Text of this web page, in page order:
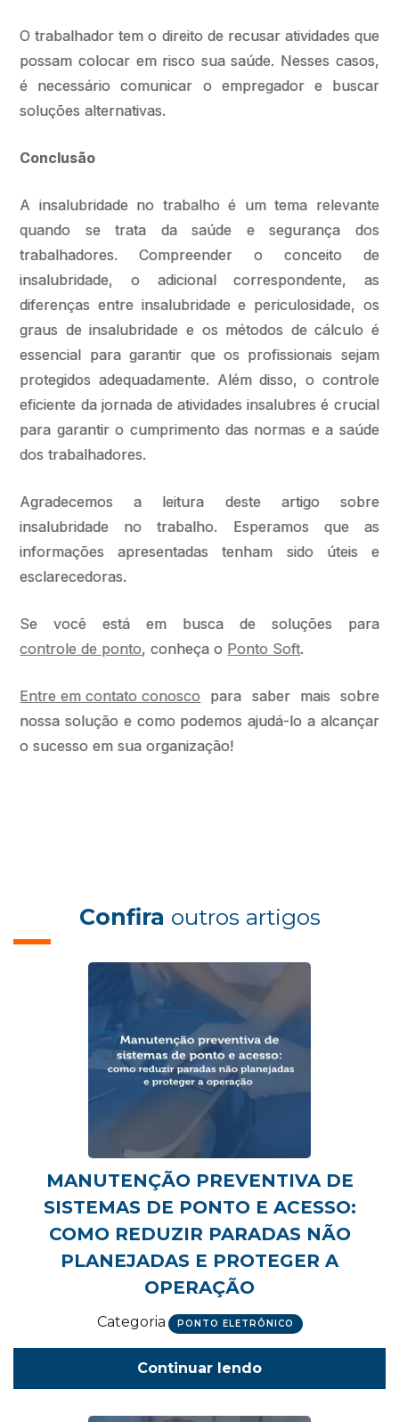
O trabalhador tem o direito de recusar atividades que
possam colocar em risco sua saúde. Nesses casos,
é necessário comunicar o empregador e buscar
soluções alternativas.
Conclusão
A insalubridade no trabalho é um tema relevante
quando se trata da saúde e segurança dos
trabalhadores. Compreender o conceito de
insalubridade, o adicional correspondente, as
diferenças entre insalubridade e periculosidade, os
graus de insalubridade e os métodos de cálculo é
essencial para garantir que os profissionais sejam
protegidos adequadamente. Além disso, o controle
eficiente da jornada de atividades insalubres é crucial
para garantir o cumprimento das normas e a saúde
dos trabalhadores.
Agradecemos a leitura deste artigo sobre
insalubridade no trabalho. Esperamos que as
informações apresentadas tenham sido úteis e
esclarecedoras.
Se você está em busca de soluções para
controle de ponto, conheça o Ponto Soft.
Entre em contato conosco para saber mais sobre
nossa solução e como podemos ajudá-lo a alcançar
o sucesso em sua organização!
Confira outros artigos
MANUTENÇÃO PREVENTIVA DE
SISTEMAS DE PONTO E ACESSO:
COMO REDUZIR PARADAS NÃO
PLANEJADAS E PROTEGER A
OPERAÇÃO
Categoria PONTO ELETRÔNICO
Continuar lendo